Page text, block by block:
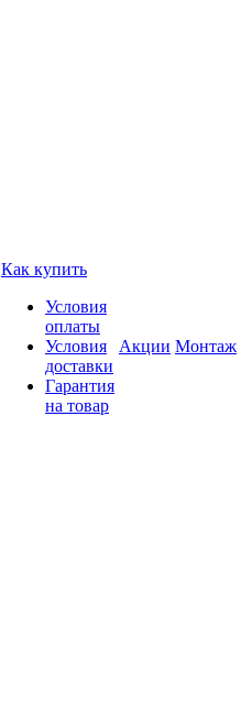
Как купить
Условия
оплаты
Условия
доставки
Гарантия
на товар
Акции Монтаж